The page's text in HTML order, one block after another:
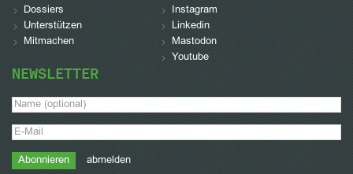
Dossiers
Unterstützen
Mitmachen
Instagram
Linkedin
Mastodon
Youtube
NEWSLETTER
abmelden